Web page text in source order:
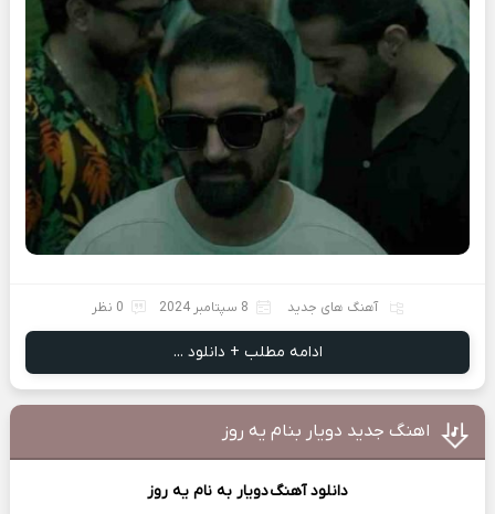
آهنگ های جدید 8 سپتامبر 2024 0 نظر
ادامه مطلب + دانلود ...
اهنگ جدید دویار بنام یه روز
دانلود آهنگدویار به نام یه روز